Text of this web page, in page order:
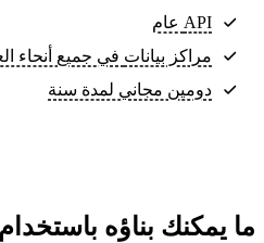
API عام
مراكز بيانات في جميع أنحاء
دومين مجاني لمدة سنة
ما يمكنك بناؤه باستخدام RomM